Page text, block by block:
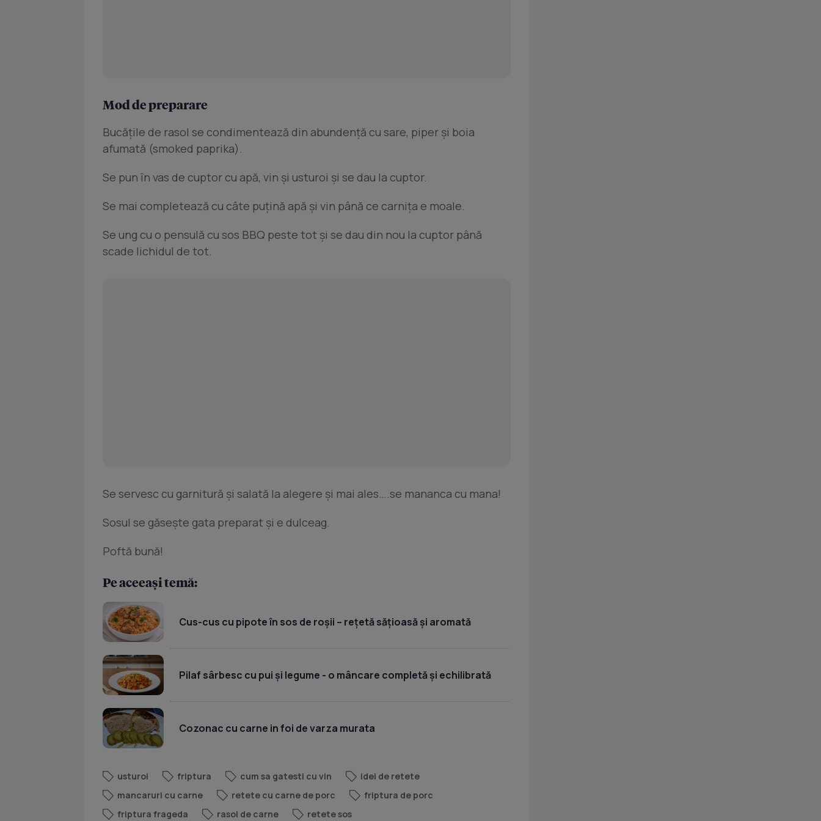
Mod de preparare
Bucăţile de rasol se condimentează din abundenţă cu sare, piper şi boia
afumată (smoked paprika).
Se pun în vas de cuptor cu apă, vin şi usturoi şi se dau la cuptor.
Se mai completează cu câte puţină apă şi vin până ce carniţa e moale.
Se ung cu o pensulă cu sos BBQ peste tot şi se dau din nou la cuptor până
scade lichidul de tot.
Se servesc cu garnitură şi salată la alegere şi mai ales….se mananca cu mana!
Sosul se găseşte gata preparat şi e dulceag.
Poftă bună!
Pe aceeași temă:
Cus-cus cu pipote în sos de roșii – rețetă sățioasă și aromată
Pilaf sârbesc cu pui și legume - o mâncare completă și echilibrată
Cozonac cu carne in foi de varza murata
usturoi friptura cum sa gatesti cu vin
idei de retete
mancaruri cu carne
retete cu carne de porc
friptura de porc
friptura frageda
rasol de carne retete sos